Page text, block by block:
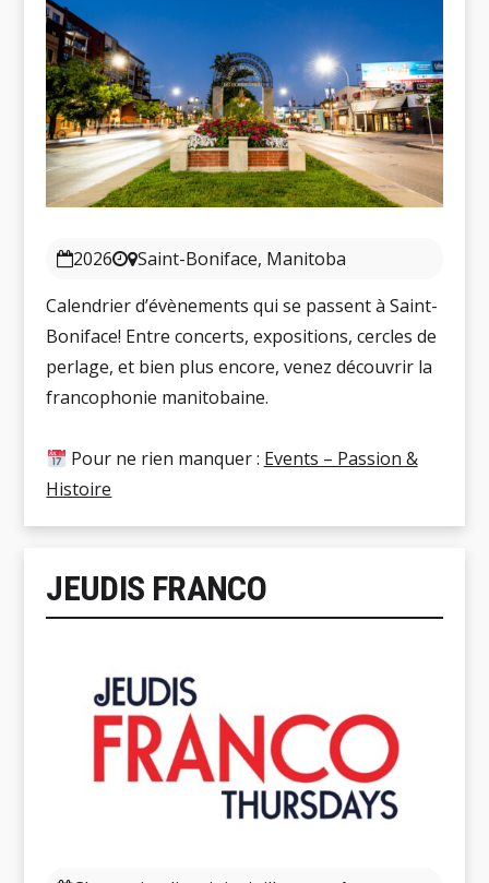
2026
Saint-Boniface, Manitoba
Calendrier d’évènements qui se passent à Saint-
Boniface! Entre concerts, expositions, cercles de
perlage, et bien plus encore, venez découvrir la
francophonie manitobaine.
Pour ne rien manquer : Events – Passion &
Histoire
JEUDIS FRANCO